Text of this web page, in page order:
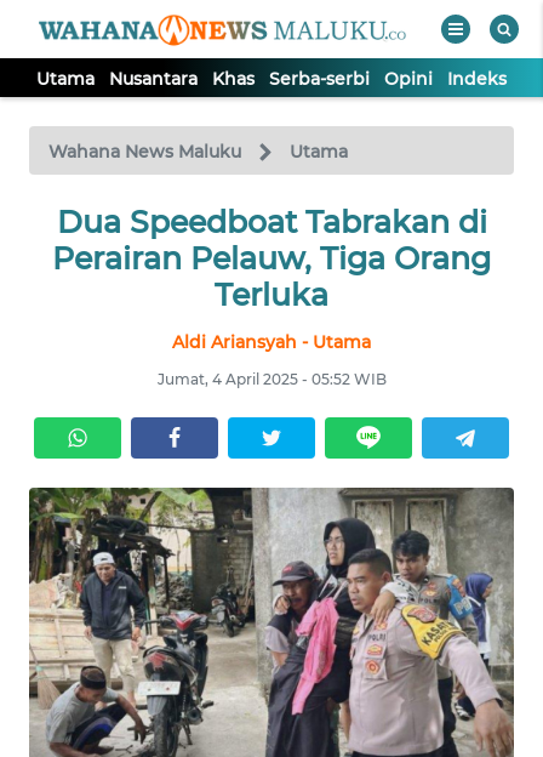
Utama Nusantara Khas Serba-serbi Opini Indeks
Wahana News Maluku Utama
Dua Speedboat Tabrakan di
Perairan Pelauw, Tiga Orang
Terluka
Aldi Ariansyah - Utama
Jumat, 4 April 2025 - 05:52 WIB
TV
Tutup
UTAMA
SERBA-
SERBI
OPINI
Informasi
INDEKS
BERITA
KONTAK
KAMI